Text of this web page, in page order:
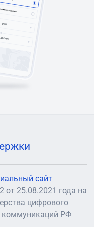
сайт
25.08.2021 года на
цифрового
коммуникаций РФ